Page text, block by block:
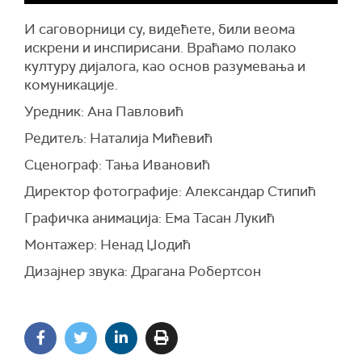
И саговорници су, видећете, били веома
искрени и инспирисани. Враћамо полако
културу дијалога, као основ разумевања и
комуникације.
Уредник: Ана Павловић
Редитељ: Наталија Мићевић
Сценограф: Тања Ивановић
Директор фотографије: Александар Стипић
Графичка анимација: Ема Тасан Лукић
Монтажер: Ненад Џодић
Дизајнер звука: Драгана Робертсон